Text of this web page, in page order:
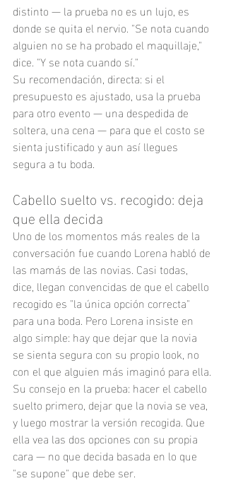
distinto — la prueba no es un lujo, es
donde se quita el nervio. "Se nota cuando
alguien no se ha probado el maquillaje,"
dice. "Y se nota cuando sí."
Su recomendación, directa: si el
presupuesto es ajustado, usa la prueba
para otro evento — una despedida de
soltera, una cena — para que el costo se
sienta justificado y aun así llegues
segura a tu boda.
Cabello suelto vs. recogido: deja
que ella decida
Uno de los momentos más reales de la
conversación fue cuando Lorena habló de
las mamás de las novias. Casi todas,
dice, llegan convencidas de que el cabello
recogido es "la única opción correcta"
para una boda. Pero Lorena insiste en
algo simple: hay que dejar que la novia
se sienta segura con su propio look, no
con el que alguien más imaginó para ella.
Su consejo en la prueba: hacer el cabello
suelto primero, dejar que la novia se vea,
y luego mostrar la versión recogida. Que
ella vea las dos opciones con su propia
cara — no que decida basada en lo que
"se supone" que debe ser.